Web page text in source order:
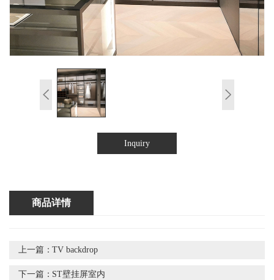
Inquiry
商品详情
上一篇：TV backdrop
下一篇： ST壁挂屏室内